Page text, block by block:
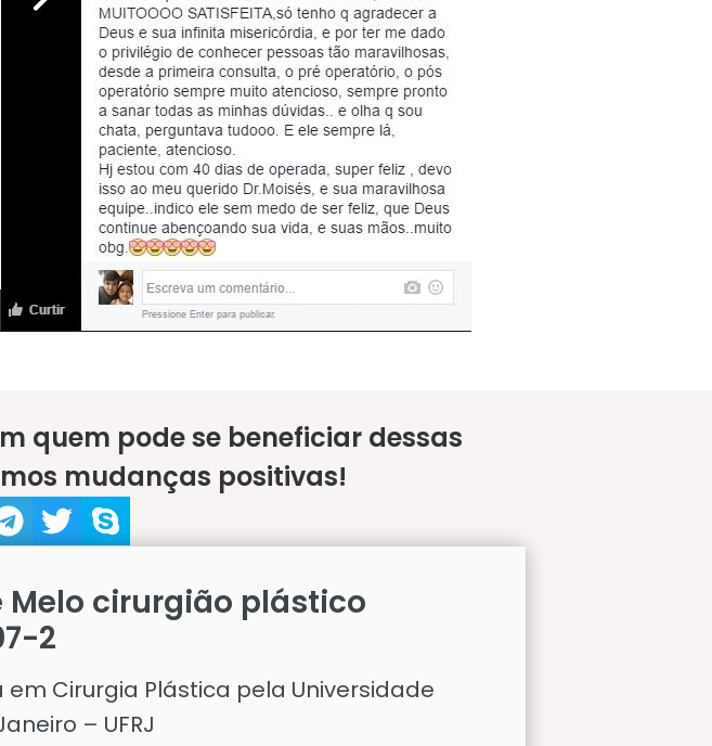
quem pode se beneficiar dessas
mudanças positivas!
Melo cirurgião plástico
2
em Cirurgia Plástica pela Universidade
– UFRJ